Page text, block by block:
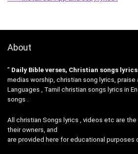
About
” Daily Bible verses, Christian songs
medias worship, christian song lyrics, praise
Languages , Tamil christian songs lyrics in
songs .
All christian Songs lyrics , videos etc are
their owners, and
are provided here for educational purposes